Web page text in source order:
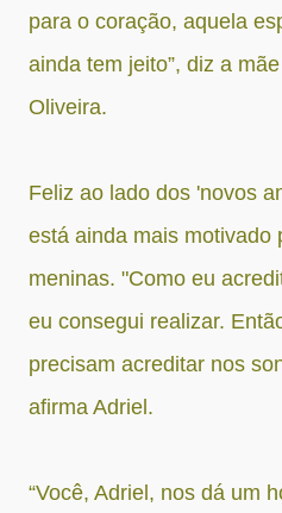
para o coração, aquela
ainda tem jeito”, diz a
Oliveira.
Feliz ao lado dos 'novos
está ainda mais motivado
meninas. "Como eu
eu consegui realizar.
precisam acreditar nos
afirma Adriel.
“Você, Adriel, nos dá um